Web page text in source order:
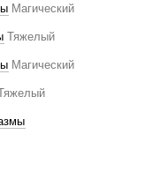
Магический
Тяжелый
Магический